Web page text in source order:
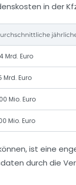
in der
Mrd. Euro
Mrd. Euro
Mio. Euro
Mio. Euro
ist eine
durch die